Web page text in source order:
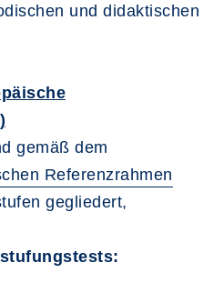
und didaktischen
gemäß dem
Referenzrahmen
gegliedert,